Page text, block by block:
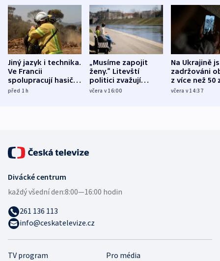
Jiný jazyk i technika.
Ve Francii
spolupracují hasiči z
různých zemí
před 1h
„Musíme zapojit
ženy.“ Litevští
politici zvažují
dohodu o
včera v 16:00
Na Ukrajině
zadržováni
z více než 50
Bojovali na
včera v 14:37
TV program Pro média
Divácké centrum
každý všední den:8:00—16:00 hodin
261 136 113
info@ceskatelevize.cz